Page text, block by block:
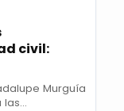
civil:
Murguía